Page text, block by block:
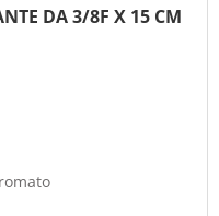
DA 3/8F X 15 CM